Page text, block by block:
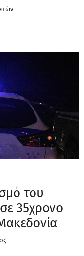
του
35χρονο